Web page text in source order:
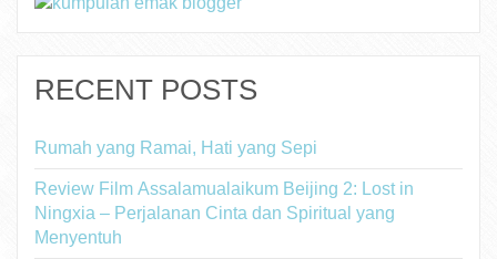
RECENT POSTS
Rumah yang Ramai, Hati yang Sepi
Review Film Assalamualaikum Beijing 2: Lost in
Ningxia – Perjalanan Cinta dan Spiritual yang
Menyentuh